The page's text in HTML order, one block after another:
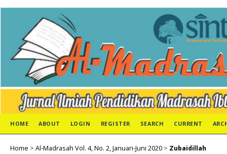
HOME ABOUT LOGIN REGISTER SEARCH CURRENT
Home > Al-Madrasah Vol. 4, No. 2, Januari-Juni 2020 > Zubaidillah